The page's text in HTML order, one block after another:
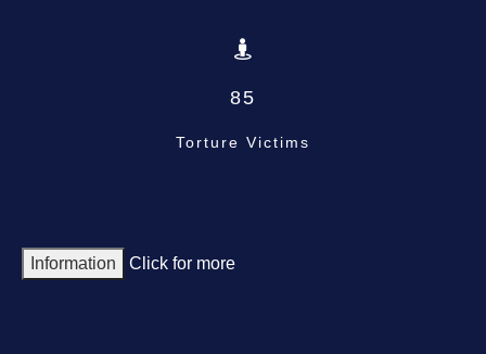
85
Torture Victims
Click for more
Information